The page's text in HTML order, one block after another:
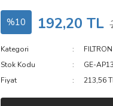
%10 192,20 TL
Kategori
FILTRON
Stok Kodu
GE-
Fiyat
213,56